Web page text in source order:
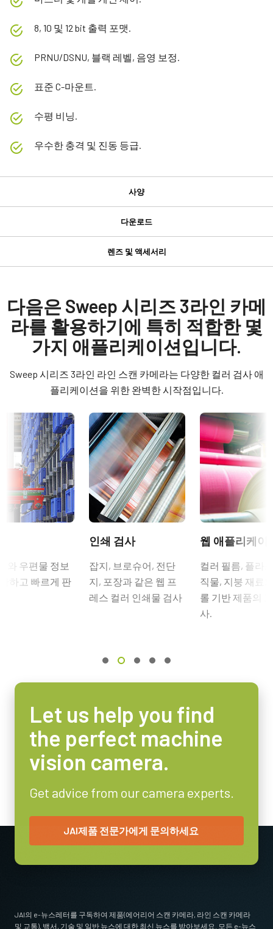
8, 10 및 12 bit 출력 포맷.
PRNU/DSNU, 블랙 레벨, 음영 보정.
표준 C-마운트.
수평 비닝.
우수한 충격 및 진동 등급.
사양
타입
Line Scan
컬러 / 모노
라이트 스펙트럼
해상도
해상도 WxH
프레임 속도 / 라인 속도
172 kHz
인터페이스
5 Gbps GigE Vision (PoE)
14.336 mm
셀 사이즈 WxH
7.0 x 7.0 µm
셔터 타입
Global shutter
14.3 mm
14.336 mm
카메라 크기 HxWxL
44 x 44 x 64 mm
비디오 아웃
다운로드
Manual - SW-2005-5GE_SW-4005-5GE
Datasheet SW-2005-5GE-NP
Software
eBUS SDK for JAI (32 bit)
eBUS SDK for JAI (64 bit)
Compliance documents
RoHS Declaration - SW-2005M-5GE-NP
CE Certificate – SW-2005M-5GE-NP
CAD file - SW-2005M-5GE-NP / SW-4005M-5GE-NP
렌즈 및 액세서리
터
GPIO 및 전원 12핀 입출력 암 커넥터 및 플라잉 리드 케이블.
(LKK-IO-12PF-DM)
히로세(Hirose) 호환 커넥터
참고: 본 제품은 카메라와 함께 주문해야만 합니다(단독 주문 불
데이터시트 다운로드
컴팩트 C-마운트 렌즈
JAI의 컴팩트 C-마운트 렌즈는 JAI 머신 비전 카메라에 탑재된 최
니다.
센서 포맷에 따라 4mm부터 75mm까지의 고정 초점 거리 제품이
포함됩니다. C-마운트와 초점 및 조리개 설정용 잠금 나사가 장착
특정 카메라 모델에 사용 가능한 렌즈에 대한 자세한
MP-45 Tripod Mounting Plate
Tripod adapter features mounting holes to fit spacing on second
generation Spark Series housings (e.g., SP-12401). Standard 1/4-20
attachment to tripods. Includes M3 screws (Depth 3). Only use the
supplied screws or other screws having the proper length. Using
Download 2D CAD drawing
12핀 암 커넥터 케이블이 장착된 전원 공급 장치 - 전원 코드 미포
다음은 Sweep 시리즈 3라인 카메
라를 활용하기에 특히 적합한 몇
가지 애플리케이션입니다.
Sweep 시리즈 3라인 라인 스캔 카메라는 다양한 컬러 검사 애
플리케이션을 위한 완벽한 시작점입니다.
와 우편물 정보
하고 빠르게 판
인쇄 검사
잡지, 브로슈어, 전단
지, 포장과 같은 웹 프
레스 컬러 인쇄물 검사
웹 애플리케이
컬러 필름, 플라
직물, 지붕 재료
롤 기반 제품의
사.
Let us help you find
the perfect machine
vision camera.
Get advice from our camera experts.
JAI제품 전문가에게 문의하세요
JAI의 e-뉴스레터를 구독하여 제품(에어리어 스캔 카메라, 라인 스캔 카메라
및 교통), 백서, 기술 및 일반 뉴스에 대한 최신 뉴스를 받아보세요. 모든 e-뉴스